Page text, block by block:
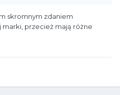
skromnym zdaniem
przecież mają różne